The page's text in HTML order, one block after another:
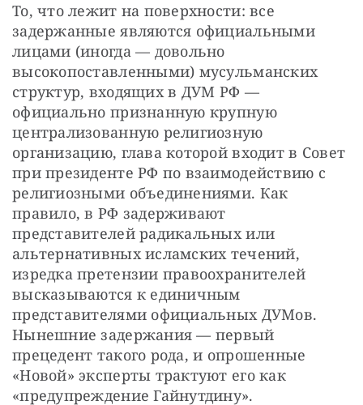
То, что лежит на поверхности: все
задержанные являются официальными
лицами (иногда — довольно
высокопоставленными) мусульманских
структур, входящих в ДУМ РФ —
официально признанную крупную
централизованную религиозную
организацию, глава которой входит в Совет
при президенте РФ по взаимодействию с
религиозными объединениями. Как
правило, в РФ задерживают
представителей радикальных или
альтернативных исламских течений,
изредка претензии правоохранителей
высказываются к единичным
представителями официальных ДУМов.
Нынешние задержания — первый
прецедент такого рода, и опрошенные
«Новой» эксперты трактуют его как
«предупреждение Гайнутдину».